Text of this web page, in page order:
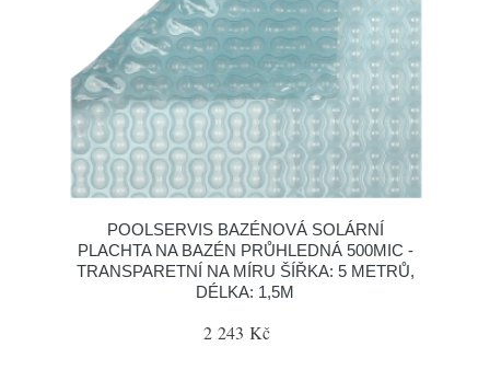
POOLSERVIS BAZÉNOVÁ SOLÁRNÍ
PLACHTA NA BAZÉN PRŮHLEDNÁ 500MIC -
TRANSPARETNÍ NA MÍRU ŠÍŘKA: 5 METRŮ,
DÉLKA: 1,5M
2 243 Kč